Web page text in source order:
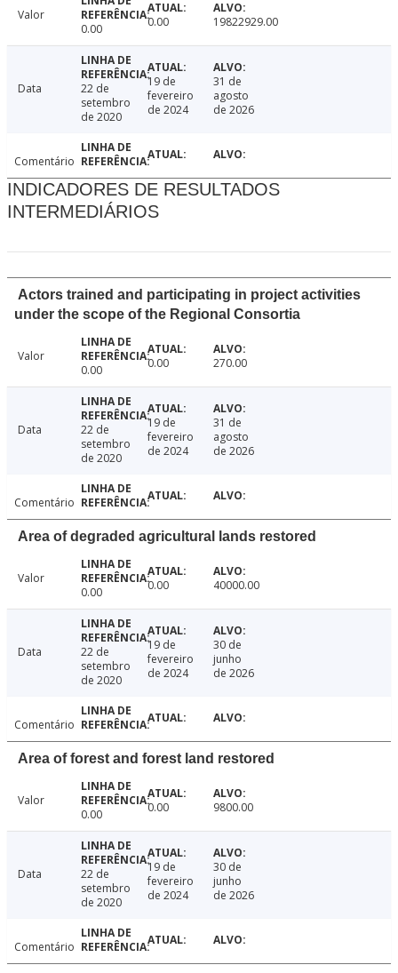
Valor
0.00
0.00 19822929.00
Data
22 de
setembro
de 2020
19 de
fevereiro
de 2024
31 de
agosto
de 2026
Comentário
INDICADORES DE RESULTADOS
INTERMEDIÁRIOS
Actors trained and participating in project activities
under the scope of the Regional Consortia
Valor
0.00
0.00 270.00
Data
22 de
setembro
de 2020
19 de
fevereiro
de 2024
31 de
agosto
de 2026
Comentário
Area of degraded agricultural lands restored
Valor
0.00
0.00 40000.00
Data
22 de
setembro
de 2020
19 de
fevereiro
de 2024
30 de
junho
de 2026
Comentário
Area of forest and forest land restored
Valor
0.00
0.00 9800.00
Data
22 de
setembro
de 2020
19 de
fevereiro
de 2024
30 de
junho
de 2026
Comentário